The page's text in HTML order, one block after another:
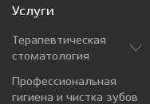
Услуги
Терапевтическая
стоматология
Профессиональная
гигиена и чистка зубов